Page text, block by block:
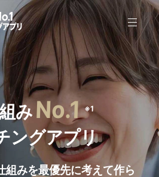
みNo.1 ※1
ングアプリ
組みを最優先に考えて作ら